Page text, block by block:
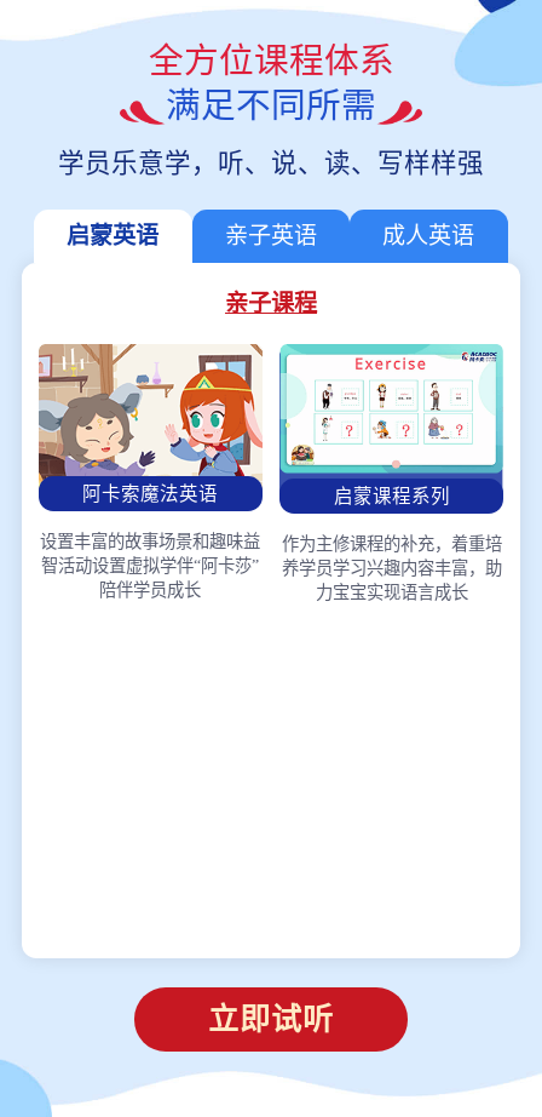
全方位课程体系
满足不同所需
学员乐意学，听、说、读、写样样强
启蒙英语 亲子英语 成人英语
亲子课程
阿卡索魔法英语
设置丰富的故事场景和趣味益
智活动设置虚拟学伴“阿卡莎”
陪伴学员成长
启蒙课程系列
作为主修课程的补充，着重培
养学员学习兴趣内容丰富，助
力宝宝实现语言成长
立即试听